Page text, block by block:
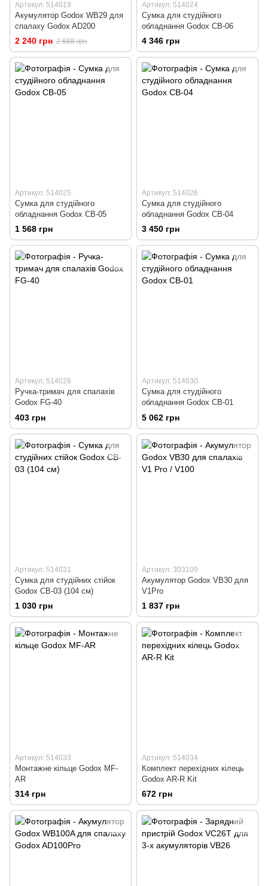
Артикул: 514019
Акумулятор Godox WB29 для
спалаху Godox AD200
2 240 грн 2 688 грн
Артикул: 514024
Сумка для студійного
обладнання Godox CB-06
4 346 грн
Артикул: 514025
Сумка для студійного
обладнання Godox CB-05
1 568 грн
Артикул: 514026
Сумка для студійного
обладнання Godox CB-04
3 450 грн
Артикул: 514028
Ручка-тримач для спалахів
Godox FG-40
403 грн
Артикул: 514030
Сумка для студійного
обладнання Godox CB-01
5 062 грн
Артикул: 514031
Сумка для студійних стійок
Godox CB-03 (104 см)
1 030 грн
Артикул: 303109
Акумулятор Godox VB30 для
V1Pro
1 837 грн
Артикул: 514033
Монтажне кільце Godox MF-
AR
314 грн
Артикул: 514034
Комплект перехідних кілець
Godox AR-R Kit
672 грн